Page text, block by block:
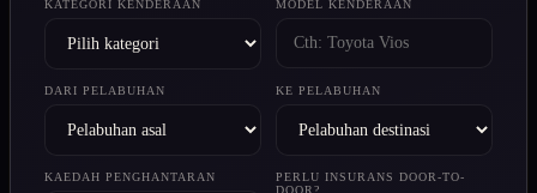
KATEGORI KENDERAAN MODEL KENDERAAN
DARI PELABUHAN KE PELABUHAN
KAEDAH PENGHANTARAN
PERLU INSURANS DOOR-TO-
DOOR?